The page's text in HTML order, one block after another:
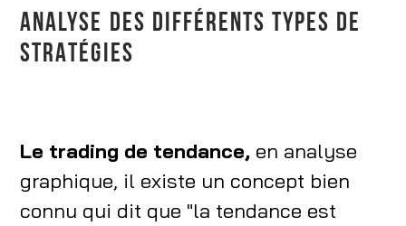
ANALYSE DES DIFFÉRENTS TYPES DE
STRATÉGIES
Le trading de tendance, en analyse
graphique, il existe un concept bien
connu qui dit que "la tendance est